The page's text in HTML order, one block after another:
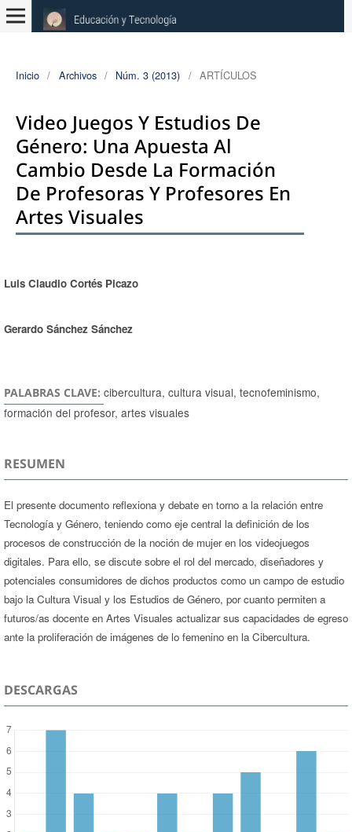
Inicio / Archivos / Núm. 3 (2013) / ARTÍCULOS
Video Juegos Y Estudios De
Género: Una Apuesta Al
Cambio Desde La Formación
De Profesoras Y Profesores En
Artes Visuales
Autores/as
Luis Claudio Cortés Picazo
Gerardo Sánchez Sánchez
PALABRAS CLAVE: cibercultura, cultura visual, tecnofeminismo,
formación del profesor, artes visuales
RESUMEN
El presente documento reflexiona y debate en torno a la relación entre
Tecnología y Género, teniendo como eje central la definición de los
procesos de construcción de la noción de mujer en los videojuegos
digitales. Para ello, se discute sobre el rol del mercado, diseñadores y
potenciales consumidores de dichos productos como un campo de estudio
bajo la Cultura Visual y los Estudios de Género, por cuanto permiten a
futuros/as docente en Artes Visuales actualizar sus capacidades de egreso
ante la proliferación de imágenes de lo femenino en la Cibercultura.
DESCARGAS